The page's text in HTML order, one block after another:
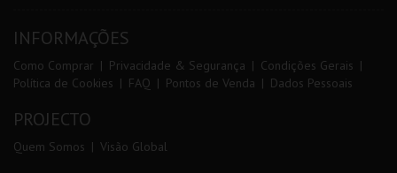
INFORMAÇÕES
Como Comprar Privacidade & Segurança
Condições Gerais
Política de Cookies
FAQ Pontos de Venda Dados Pessoais
PROJECTO
Quem Somos Visão Global